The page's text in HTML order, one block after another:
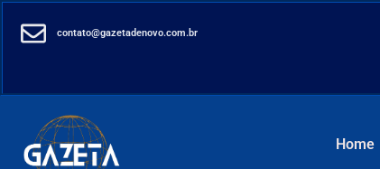
contato@gazetadenovo.com.br
Home